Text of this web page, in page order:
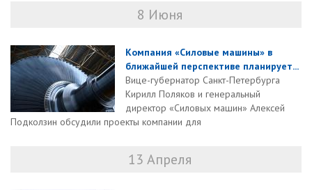
8 Июня
Компания «Силовые машины» в
ближайшей перспективе планирует...
Вице-губернатор Санкт-Петербурга
Кирилл Поляков и генеральный
директор «Силовых машин» Алексей
Подколзин обсудили проекты компании для
13 Апреля